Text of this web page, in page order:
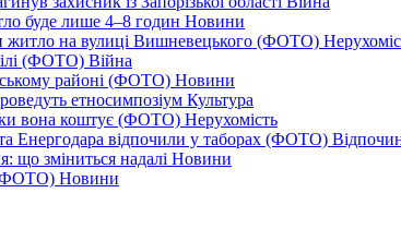
буде лише 4–8 годин Новини
житло на вулиці Вишневецького (ФОТО)
(ФОТО) Війна
районі (ФОТО) Новини
етносимпозіум Культура
вона коштує (ФОТО) Нерухомість
Енергодара відпочили у таборах (ФОТО)
що зміниться надалі Новини
(ФОТО) Новини